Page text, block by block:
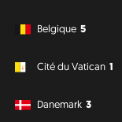
Belgique 5
Cité du Vatican 1
Danemark 3